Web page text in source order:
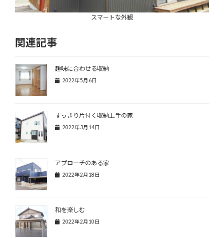
スマートな外観
関連記事
趣味に合わせる収納
2022年5月6日
すっきり片付く収納上手の家
2022年3月14日
アプローチのある家
2022年2月18日
和を楽しむ
2022年2月10日